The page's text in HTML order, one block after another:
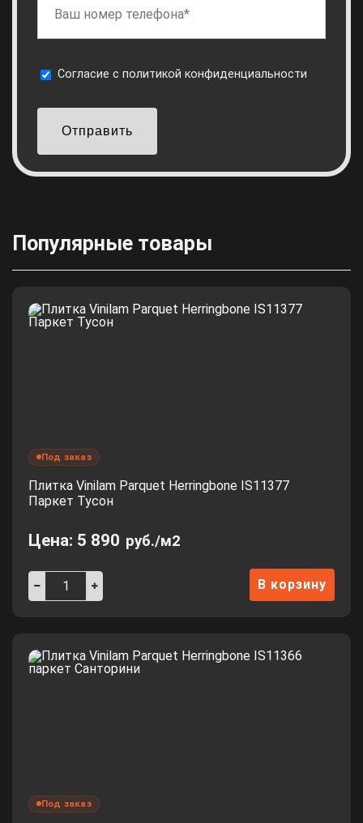
Cогласие сполитикой конфиденциальности
Отправить
Популярные товары
Под заказ
Плитка Vinilam Parquet Herringbone IS11377
Паркет Тусон
Цена: 5 890 руб./м2
В корзину
Под заказ